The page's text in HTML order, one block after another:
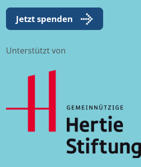
Jetzt spenden
Unterstützt von